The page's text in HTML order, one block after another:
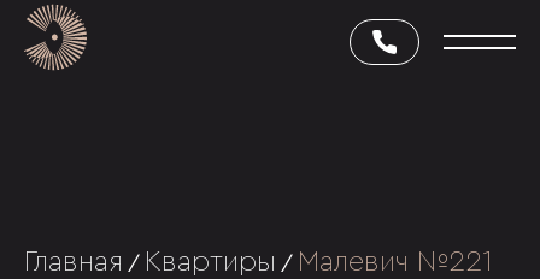
Главная / Квартиры / Малевич №221